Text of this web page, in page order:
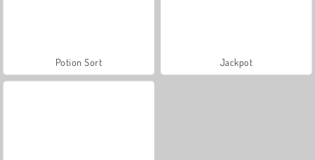
Potion Sort Jackpot